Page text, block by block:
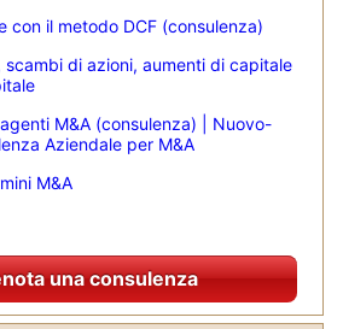
con il metodo DCF (consulenza)
scambi di azioni, aumenti di capitale
M&A (consulenza) | Nuovo-
Aziendale per M&A
M&A
una consulenza